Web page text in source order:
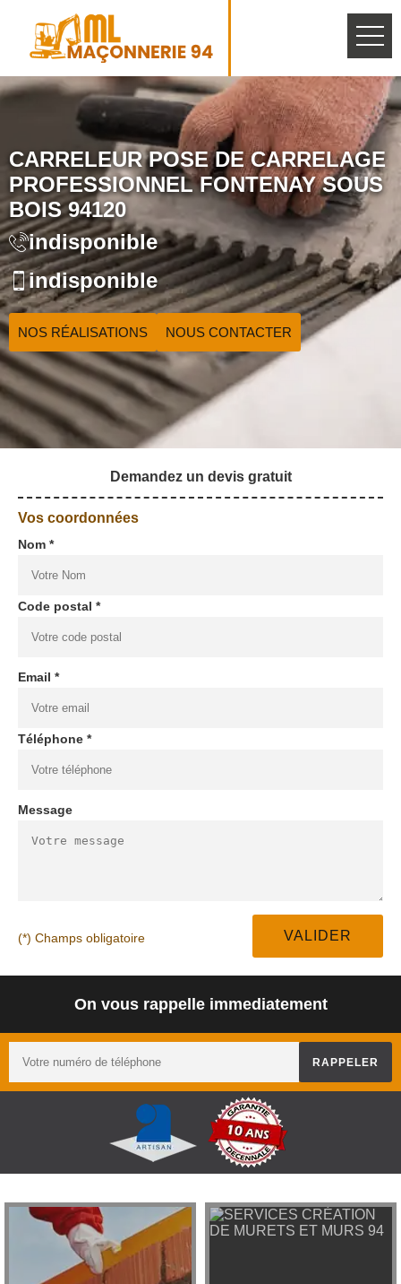
CARRELEUR POSE DE CARRELAGE
PROFESSIONNEL FONTENAY SOUS
BOIS 94120
indisponible
indisponible
NOS RÉALISATIONS NOUS CONTACTER
Demandez un devis gratuit
Vos coordonnées
Nom *
Code postal *
Email *
Téléphone *
Message
(*) Champs obligatoire
On vous rappelle immediatement